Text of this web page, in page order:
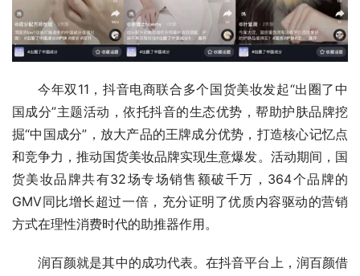
今年双11，抖音电商联合多个国货美妆发起“出圈了中
国成分”主题活动，依托抖音的生态优势，帮助护肤品牌挖
掘“中国成分”，放大产品的王牌成分优势，打造核心记忆点
和竞争力，推动国货美妆品牌实现生意爆发。活动期间，国
货美妆品牌共有32场专场销售额破千万，364个品牌的
GMV同比增长超过一倍，充分证明了优质内容驱动的营销
方式在理性消费时代的助推器作用。
润百颜就是其中的成功代表。在抖音平台上，润百颜借